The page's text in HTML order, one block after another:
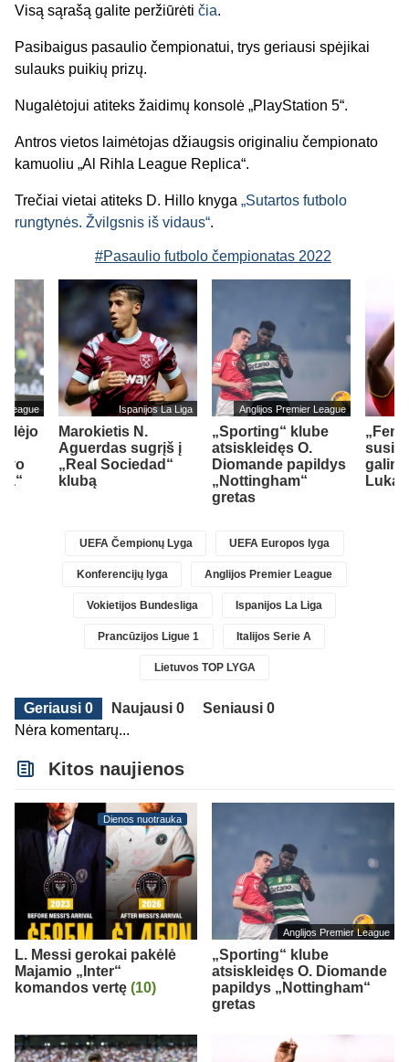
Visą sąrašą galite peržiūrėti čia.
Pasibaigus pasaulio čempionatui, trys geriausi spėjikai
sulauks puikių prizų.
Nugalėtojui atiteks žaidimų konsolė „PlayStation 5“.
Antros vietos laimėtojas džiaugsis originaliu čempionato
kamuoliu „Al Rihla League Replica“.
Trečiai vietai atiteks D. Hillo knyga „Sutartos futbolo
rungtynės. Žvilgsnis iš vidaus“.
#Pasaulio futbolo čempionatas 2022
League Ispanijos La Liga
Marokietis N.
Aguerdas sugrįš į
„Real Sociedad“
klubą
Anglijos Premier League
„Sporting“ klube
atsiskleidęs O.
Diomande papildys
„Nottingham“
gretas
UEFA Čempionų Lyga UEFA Europos lyga
Konferencijų lyga Anglijos Premier League
Vokietijos Bundesliga Ispanijos La Liga
Prancūzijos Ligue 1 Italijos Serie A
Lietuvos TOP LYGA
Geriausi 0 Naujausi 0
Seniausi 0
Nėra komentarų...
Kitos naujienos
Dienos nuotrauka
L. Messi gerokai pakėlė
Majamio „Inter“
komandos vertę (10)
Anglijos Premier League
„Sporting“ klube
atsiskleidęs O. Diomande
papildys „Nottingham“
gretas